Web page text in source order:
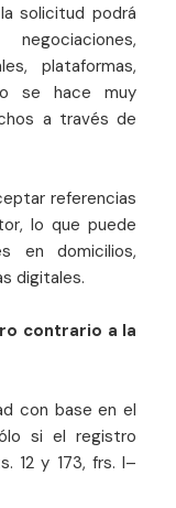
la solicitud podrá
plataformas,
se hace muy
a través de
referencias
lo que puede
en domicilios,
digitales.
contrario a la
con base en el
si el registro
12 y 173, frs. I–